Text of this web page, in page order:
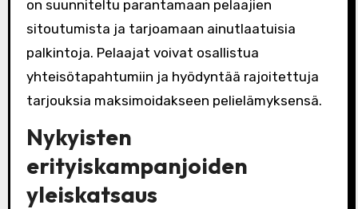
on suunniteltu parantamaan pelaajien
sitoutumista ja tarjoamaan ainutlaatuisia
palkintoja. Pelaajat voivat osallistua
yhteisötapahtumiin ja hyödyntää rajoitettuja
tarjouksia maksimoidakseen pelielämyksensä.
Nykyisten
erityiskampanjoiden
yleiskatsaus